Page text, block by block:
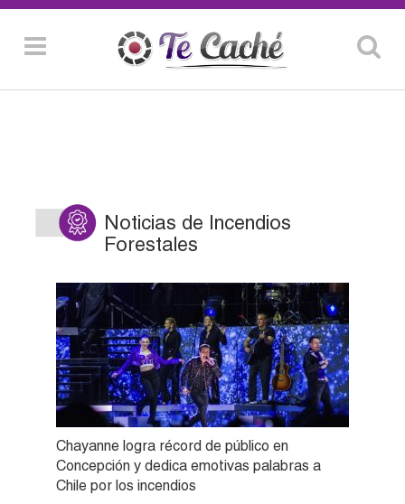
Noticias de Incendios
Forestales
Chayanne logra récord de público en
Concepción y dedica emotivas palabras a
Chile por los incendios